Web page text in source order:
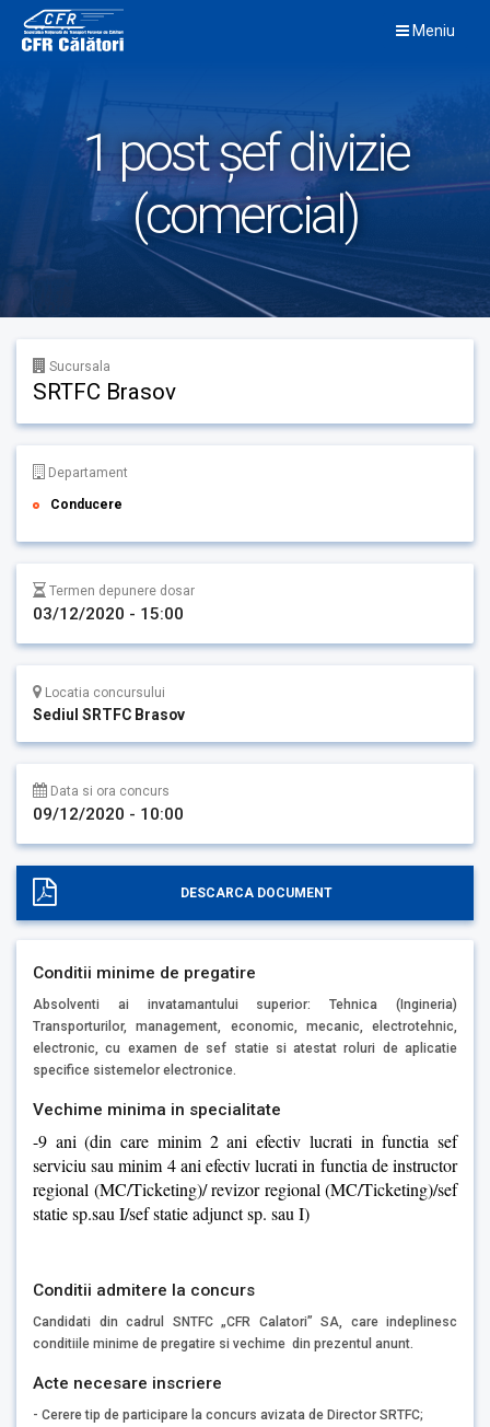
content
Meniu
1 post șef divizie
(comercial)
Sucursala
SRTFC Brasov
Departament
Conducere
Termen depunere dosar
03/12/2020 - 15:00
Locatia concursului
Sediul SRTFC Brasov
Data si ora concurs
09/12/2020 - 10:00
DESCARCA DOCUMENT
Conditii minime de pregatire
Absolventi ai invatamantului superior: Tehnica (Ingineria)
Transporturilor, management, economic, mecanic, electrotehnic,
electronic, cu examen de sef statie si atestat roluri de aplicatie
specifice sistemelor electronice.
Vechime minima in specialitate
-9 ani (din care minim 2 ani efectiv lucrati in functia sef
serviciu sau minim 4 ani efectiv lucrati in functia de instructor
regional (MC/Ticketing)/ revizor regional (MC/Ticketing)/sef
statie sp.sau I/sef statie adjunct sp. sau I)
Conditii admitere la concurs
Candidati din cadrul SNTFC „CFR Calatori” SA, care indeplinesc
conditiile minime de pregatire si vechime din prezentul anunt.
Acte necesare inscriere
- Cerere tip de participare la concurs avizata de Director SRTFC;